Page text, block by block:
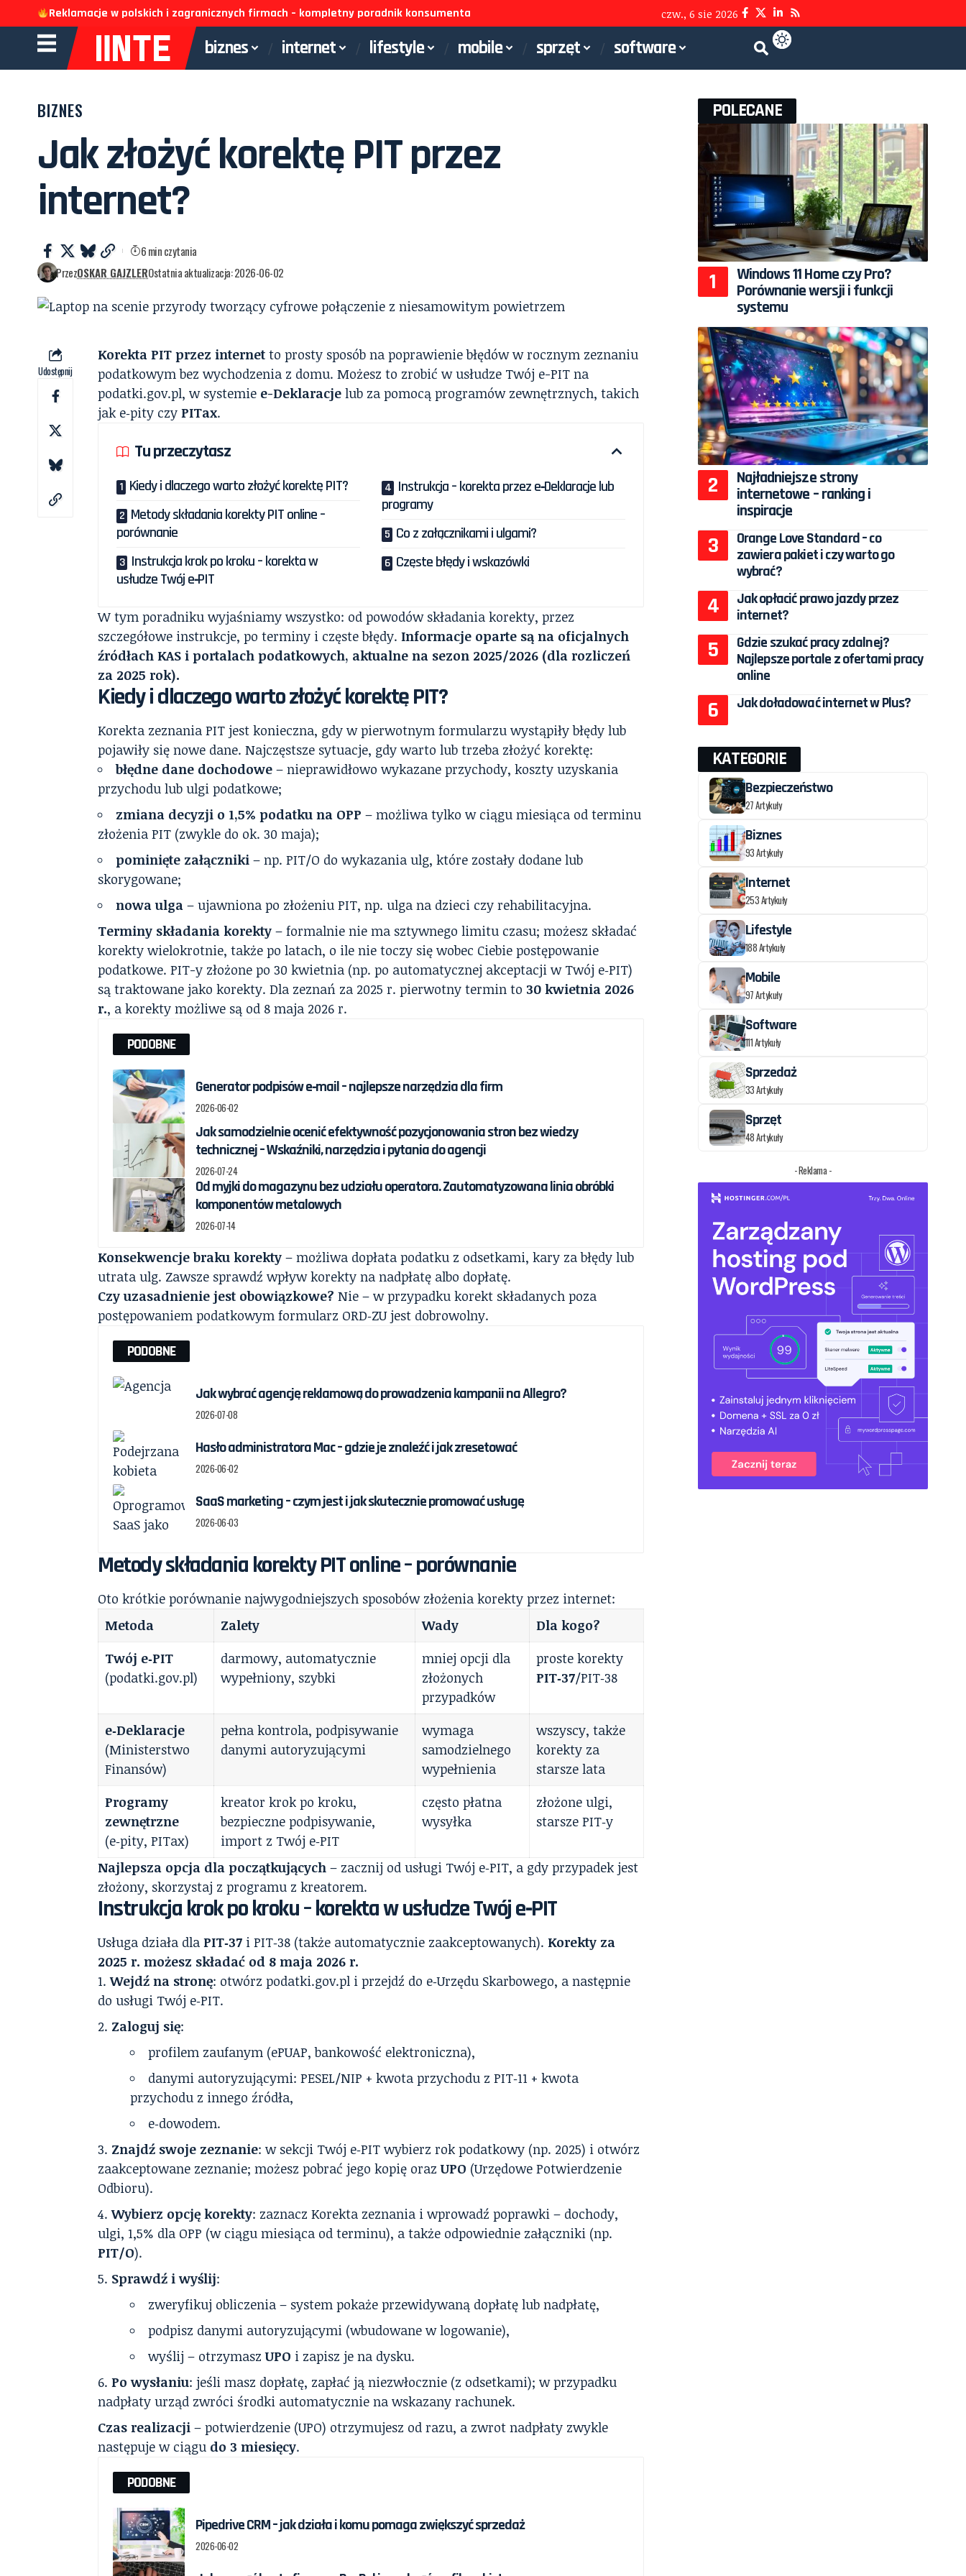
Reklamacje w polskich i zagranicznych firmach – kompletny poradnik konsumenta czw., 6 sie 2026
biznes internet lifestyle mobile sprzęt software
BIZNES
Jak złożyć korektę PIT przez
internet?
PrzezOSKAR GAJZLEROstatnia aktualizacja: 2026-06-02
6 min czytania
Udostępnij
Korekta PIT przez internet to prosty sposób na poprawienie błędów w rocznym zeznaniu
podatkowym bez wychodzenia z domu. Możesz to zrobić w usłudze Twój e-PIT na
podatki.gov.pl, w systemie e-Deklaracje lub za pomocą programów zewnętrznych, takich
jak e‑pity czyPITax.
Tu przeczytasz
Kiedy i dlaczego warto złożyć korektę PIT?
Metody składania korekty PIT online –
porównanie
Instrukcja krok po kroku – korekta w
usłudze Twój e‑PIT
Instrukcja – korekta przez e‑Deklaracje lub
programy
Co z załącznikami i ulgami?
Częste błędy i wskazówki
W tym poradniku wyjaśniamy wszystko: od powodów składania korekty, przez
szczegółowe instrukcje, po terminy i częste błędy.Informacje oparte są na oficjalnych
źródłach KAS i portalach podatkowych, aktualne na sezon 2025/2026 (dla rozliczeń
za 2025 rok).
Kiedy i dlaczego warto złożyć korektę PIT?
Korekta zeznania PIT jest konieczna, gdy w pierwotnym formularzu wystąpiły błędy lub
pojawiły się nowe dane. Najczęstsze sytuacje, gdy warto lub trzeba złożyć korektę:
błędne dane dochodowe – nieprawidłowo wykazane przychody, koszty uzyskania
przychodu lub ulgi podatkowe;
zmiana decyzji o 1,5% podatku na OPP – możliwa tylko w ciągu miesiąca od terminu
złożenia PIT (zwykle do ok. 30 maja);
pominięte załączniki – np. PIT/O do wykazania ulg, które zostały dodane lub
skorygowane;
nowa ulga – ujawniona po złożeniu PIT, np. ulga na dzieci czy rehabilitacyjna.
Terminy składania korekty – formalnie nie ma sztywnego limitu czasu; możesz składać
korekty wielokrotnie, także po latach, o ile nie toczy się wobec Ciebie postępowanie
podatkowe. PIT-y złożone po 30 kwietnia (np. po automatycznej akceptacji w Twój e‑PIT)
są traktowane jako korekty. Dla zeznań za 2025 r. pierwotny termin to 30 kwietnia 2026
r., a korekty możliwe są od 8 maja 2026 r.
PODOBNE
Generator podpisów e‑mail – najlepsze narzędzia dla firm
2026-06-02
Jak samodzielnie ocenić efektywność pozycjonowania stron bez wiedzy
technicznej – Wskaźniki, narzędzia i pytania do agencji
2026-07-24
Od myjki do magazynu bez udziału operatora. Zautomatyzowana linia obróbki
komponentów metalowych
2026-07-14
Konsekwencje braku korekty – możliwa dopłata podatku z odsetkami, kary za błędy lub
utrata ulg. Zawsze sprawdź wpływ korekty na nadpłatę albo dopłatę.
Czy uzasadnienie jest obowiązkowe? Nie – w przypadku korekt składanych poza
postępowaniem podatkowym formularz ORD‑ZU jest dobrowolny.
PODOBNE
Jak wybrać agencję reklamową do prowadzenia kampanii na Allegro?
2026-07-08
Hasło administratora Mac – gdzie je znaleźć i jak zresetować
2026-06-02
SaaS marketing – czym jest i jak skutecznie promować usługę
2026-06-03
Metody składania korekty PIT online – porównanie
Oto krótkie porównanie najwygodniejszych sposobów złożenia korekty przez internet:
Metoda
Zalety Wady
Dla kogo?
Twój e‑PIT
(podatki.gov.pl)
darmowy, automatycznie
wypełniony, szybki
mniej opcji dla
złożonych
przypadków
proste korekty
PIT‑37/PIT‑38
e‑Deklaracje
(Ministerstwo
Finansów)
pełna kontrola, podpisywanie
danymi autoryzującymi
wymaga
samodzielnego
wypełnienia
wszyscy, także
korekty za
starsze lata
Programy
zewnętrzne
(e‑pity, PITax)
kreator krok po kroku,
bezpieczne podpisywanie,
import z Twój e‑PIT
często płatna
wysyłka
złożone ulgi,
starsze PIT‑y
Najlepsza opcja dla początkujących – zacznij od usługi Twój e‑PIT, a gdy przypadek jest
złożony, skorzystaj z programu z kreatorem.
Instrukcja krok po kroku – korekta w usłudze Twój e‑PIT
Usługa działa dlaPIT‑37 i PIT‑38 (także automatycznie zaakceptowanych).Korekty za
2025 r. możesz składać od 8 maja 2026 r.
Wejdź na stronę: otwórz podatki.gov.pl i przejdź do e‑Urzędu Skarbowego, a następnie
do usługi Twój e‑PIT.
Zaloguj się:
profilem zaufanym (ePUAP, bankowość elektroniczna),
danymi autoryzującymi: PESEL/NIP + kwota przychodu z PIT‑11 + kwota
przychodu z innego źródła,
e‑dowodem.
Znajdź swoje zeznanie: w sekcji Twój e‑PIT wybierz rok podatkowy (np. 2025) i otwórz
zaakceptowane zeznanie; możesz pobrać jego kopię orazUPO (Urzędowe Potwierdzenie
Odbioru).
Wybierz opcję korekty: zaznacz Korekta zeznania i wprowadź poprawki – dochody,
ulgi, 1,5% dla OPP (w ciągu miesiąca od terminu), a także odpowiednie załączniki (np.
PIT/O).
Sprawdź i wyślij:
zweryfikuj obliczenia – system pokaże przewidywaną dopłatę lub nadpłatę,
podpisz danymi autoryzującymi (wbudowane w logowanie),
wyślij – otrzymaszUPO i zapisz je na dysku.
Po wysłaniu: jeśli masz dopłatę, zapłać ją niezwłocznie (z odsetkami); w przypadku
nadpłaty urząd zwróci środki automatycznie na wskazany rachunek.
Czas realizacji – potwierdzenie (UPO) otrzymujesz od razu, a zwrot nadpłaty zwykle
następuje w ciągu do 3 miesięcy.
PODOBNE
Pipedrive CRM – jak działa i komu pomaga zwiększyć sprzedaż
2026-06-02
POLECANE
Windows 11 Home czy Pro?
Porównanie wersji i funkcji
systemu
Najładniejsze strony
internetowe – ranking i
inspiracje
Orange Love Standard – co
zawiera pakiet i czy warto go
wybrać?
Jak opłacić prawo jazdy przez
internet?
Gdzie szukać pracy zdalnej?
Najlepsze portale z ofertami pracy
online
Jak doładować internet w Plus?
KATEGORIE
Bezpieczeństwo
27 Artykuły
Biznes
93 Artykuły
Internet
253 Artykuły
Lifestyle
188 Artykuły
Mobile
97 Artykuły
Software
111 Artykuły
Sprzedaż
33 Artykuły
Sprzęt
48 Artykuły
- Reklama -